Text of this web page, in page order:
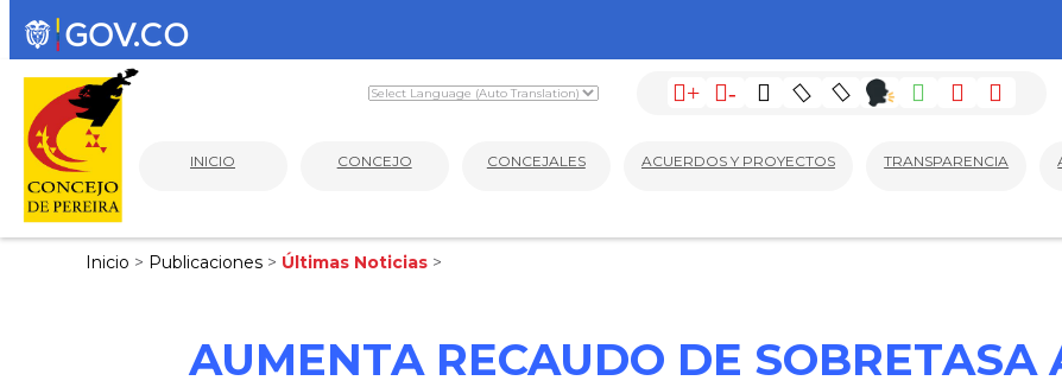
+ -
INICIO CONCEJO CONCEJALES ACUERDOS Y PROYECTOS TRANSPARENCIA
Inicio > Publicaciones > Últimas Noticias >
AUMENTA RECAUDO DE SOBRETASA